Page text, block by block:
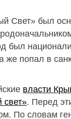
Свет» был
был
же попал в
власти
свет». Перед
По словам